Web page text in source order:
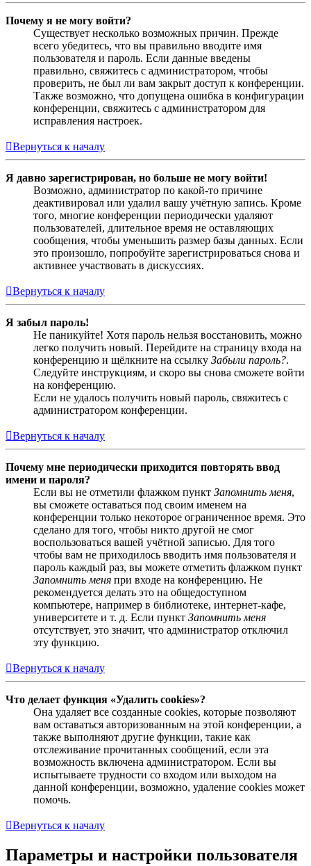
Почему я не могу войти?
Существует несколько возможных причин. Прежде
всего убедитесь, что вы правильно вводите имя
пользователя и пароль. Если данные введены
правильно, свяжитесь с администратором, чтобы
проверить, не был ли вам закрыт доступ к конференции.
Также возможно, что допущена ошибка в конфигурации
конференции, свяжитесь с администратором для
исправления настроек.
Вернуться к началу
Я давно зарегистрирован, но больше не могу войти!
Возможно, администратор по какой-то причине
деактивировал или удалил вашу учётную запись. Кроме
того, многие конференции периодически удаляют
пользователей, длительное время не оставляющих
сообщения, чтобы уменьшить размер базы данных. Если
это произошло, попробуйте зарегистрироваться снова и
активнее участвовать в дискуссиях.
Вернуться к началу
Я забыл пароль!
Не паникуйте! Хотя пароль нельзя восстановить, можно
легко получить новый. Перейдите на страницу входа на
конференцию и щёлкните на ссылку Забыли пароль?.
Следуйте инструкциям, и скоро вы снова сможете войти
на конференцию.
Если не удалось получить новый пароль, свяжитесь с
администратором конференции.
Вернуться к началу
Почему мне периодически приходится повторять ввод
имени и пароля?
Если вы не отметили флажком пункт Запомнить меня,
вы сможете оставаться под своим именем на
конференции только некоторое ограниченное время. Это
сделано для того, чтобы никто другой не смог
воспользоваться вашей учётной записью. Для того
чтобы вам не приходилось вводить имя пользователя и
пароль каждый раз, вы можете отметить флажком пункт
Запомнить меня при входе на конференцию. Не
рекомендуется делать это на общедоступном
компьютере, например в библиотеке, интернет-кафе,
университете и т. д. Если пункт Запомнить меня
отсутствует, это значит, что администратор отключил
эту функцию.
Вернуться к началу
Что делает функция «Удалить cookies»?
Она удаляет все созданные cookies, которые позволяют
вам оставаться авторизованным на этой конференции, а
также выполняют другие функции, такие как
отслеживание прочитанных сообщений, если эта
возможность включена администратором. Если вы
испытываете трудности со входом или выходом на
данной конференции, возможно, удаление cookies может
помочь.
Вернуться к началу
Параметры и настройки пользователя